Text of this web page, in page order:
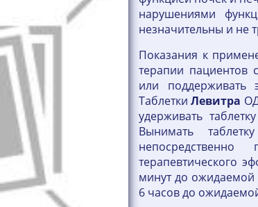
нарушениями
незначительны и не
Показания к
терапии пациентов
или поддерживать
ТаблеткиЛевитра
удерживать
Вынимать
терапевтического
минут до ожидаемой
6 часов до